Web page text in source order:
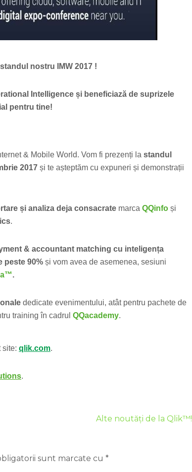
nostru IMW 2017 !
Intelligence și beneficiază de suprizele
pentru tine!
& Mobile World. Vom fi prezenți la standul
2017 și te așteptăm cu expuneri și demonstrații
și analiza deja consacrate marca QQinfo și
.
& accountant matching cu inteligența
peste 90% și vom avea de asemenea, sesiuni
.
dedicate evenimentului, atât pentru pachete de
training în cadrul QQacademy.
site: qlik.com.
.
Alte noutăți de la Qlik™!
sunt marcate cu *